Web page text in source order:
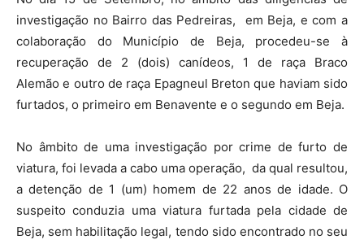
investigação no Bairro das Pedreiras, em Beja, e com a
colaboração do Município de Beja, procedeu-se à
recuperação de 2 (dois) canídeos, 1 de raça Braco
Alemão e outro de raça Epagneul Breton que haviam sido
furtados, o primeiro em Benavente e o segundo em Beja.
No âmbito de uma investigação por crime de furto de
viatura, foi levada a cabo uma operação, da qual resultou,
a detenção de 1 (um) homem de 22 anos de idade. O
suspeito conduzia uma viatura furtada pela cidade de
Beja, sem habilitação legal, tendo sido encontrado no seu